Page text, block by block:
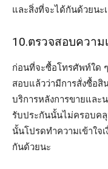
และสิ่งที่จะได้กันด้วยนะ
10.ตรวจสอบควา
ก่อนที่จะซื้อโทรศัพท์ใด
สอบแล้วว่ามีการสั่งซื้อ
บริการหลังการขายและ
รับประกันนั้นไม่ครอบค
นั้นโปรดทำความเข้าใจ
กันด้วยนะ